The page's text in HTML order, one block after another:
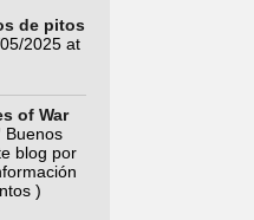
de pitos
2025 at
of War
Buenos
blog por
)